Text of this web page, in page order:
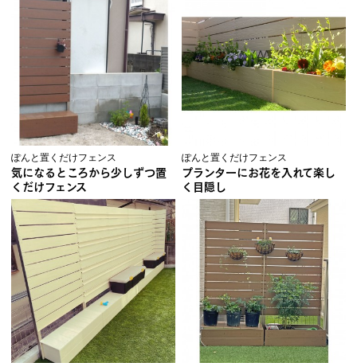
ぽんと置くだけフェンス
気になるところから少しずつ置
くだけフェンス
ぽんと置くだけフェンス
プランターにお花を入れて楽し
く目隠し